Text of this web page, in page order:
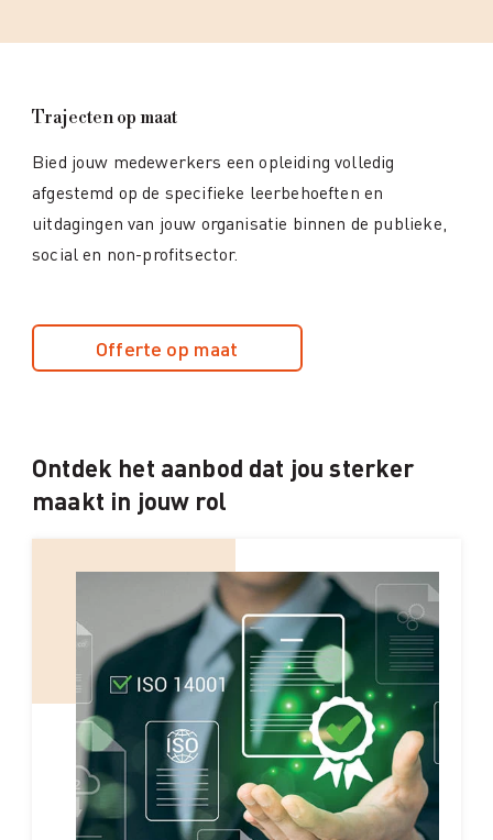
Trajecten op maat
Bied jouw medewerkers een opleiding volledig
afgestemd op de specifieke leerbehoeften en
uitdagingen van jouw organisatie binnen de publieke,
social en non-profitsector.
Offerte op maat
Ontdek het aanbod dat jou sterker
maakt in jouw rol